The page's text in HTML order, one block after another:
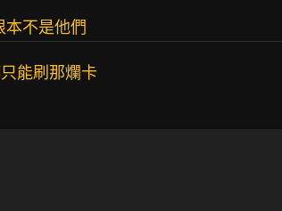
本不是他們
能刷那爛卡